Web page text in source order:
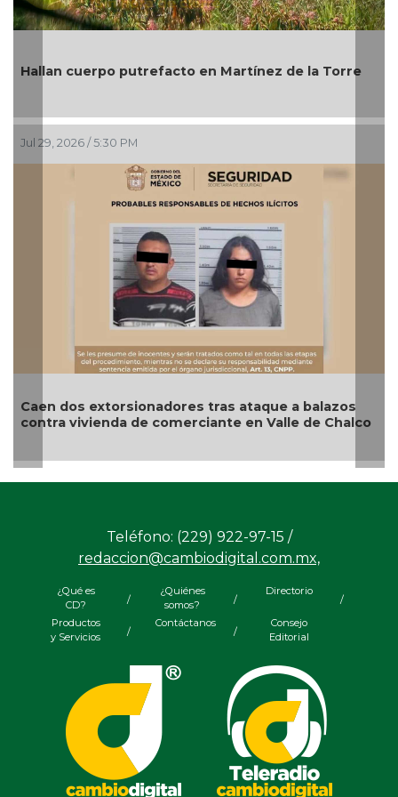
cuerpo putrefacto en Martínez de la Torre
/ 5:30 PM
extorsionadores tras ataque a balazos
vivienda de comerciante en Valle de Chalco
Bienes
camión
Teléfono: (229) 922-97-15 /
redaccion@cambiodigital.com.mx,
¿Qué es
CD?
/
¿Quiénes
somos?
/
Directorio
/
Productos
y Servicios
/
Contáctanos
/
Consejo
Editorial